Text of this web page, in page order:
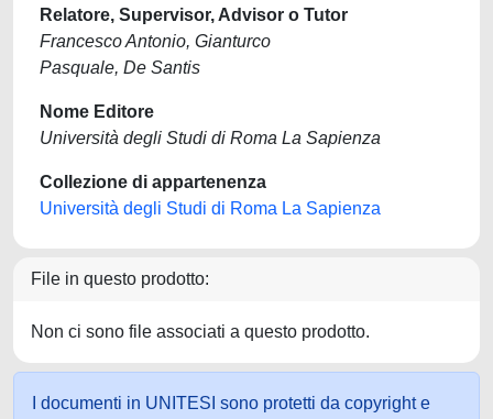
Relatore, Supervisor, Advisor o Tutor
Francesco Antonio, Gianturco
Pasquale, De Santis
Nome Editore
Università degli Studi di Roma La Sapienza
Collezione di appartenenza
Università degli Studi di Roma La Sapienza
File in questo prodotto:
Non ci sono file associati a questo prodotto.
I documenti in UNITESI sono protetti da copyright e